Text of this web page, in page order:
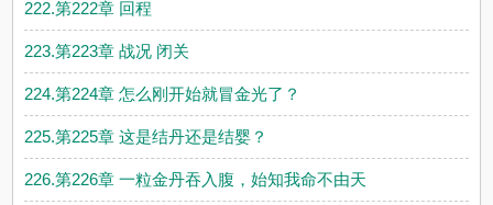
222.第222章 回程
223.第223章 战况 闭关
224.第224章 怎么刚开始就冒金光了？
225.第225章 这是结丹还是结婴？
226.第226章 一粒金丹吞入腹，始知我命不由天